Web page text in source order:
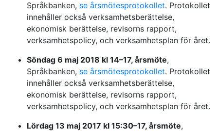
Språkbanken, se årsmötesprotokollet. Protokollet
innehåller också verksamhetsberättelse,
ekonomisk berättelse, revisorns rapport,
verksamhetspolicy, och verksamhetsplan för året.
Söndag 6 maj 2018 kl 14–17, årsmöte,
Språkbanken, se årsmötesprotokollet. Protokollet
innehåller också verksamhetsberättelse,
ekonomisk berättelse, revisorns rapport,
verksamhetspolicy, och verksamhetsplan för året.
Lördag 13 maj 2017 kl 15:30–17, årsmöte,